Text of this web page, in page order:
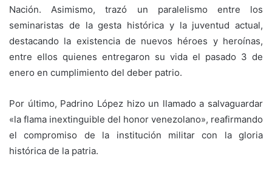
Nación. Asimismo, trazó un paralelismo entre los
seminaristas de la gesta histórica y la juventud actual,
destacando la existencia de nuevos héroes y heroínas,
entre ellos quienes entregaron su vida el pasado 3 de
enero en cumplimiento del deber patrio.
Por último, Padrino López hizo un llamado a salvaguardar
«la flama inextinguible del honor venezolano», reafirmando
el compromiso de la institución militar con la gloria
histórica de la patria.